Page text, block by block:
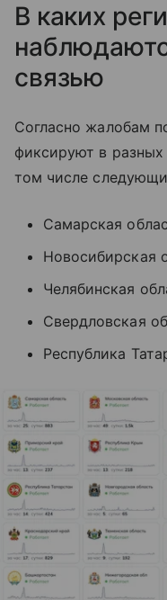
В каких
связью
Согласно жалобам
фиксируют в разных
том числе
Самарская
Новосибирская
Челябинская
Свердловская
Республика